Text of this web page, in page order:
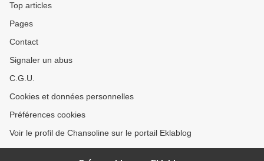
Top articles
Pages
Contact
Signaler un abus
C.G.U.
Cookies et données personnelles
Préférences cookies
Voir le profil de Chansoline sur le portail Eklablog